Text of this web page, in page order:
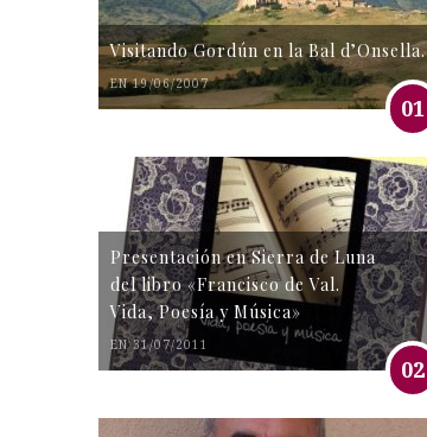
Visitando Gordún en la Bal d’Onsella.
EN 19/06/2007
01
Presentación en Sierra de Luna
del libro «Francisco de Val.
Vida, Poesía y Música»
EN 31/07/2011
02